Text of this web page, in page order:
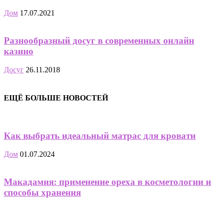
Дом 17.07.2021
Разнообразный досуг в современных онлайн
казино
Досуг 26.11.2018
ЕЩЁ БОЛЬШЕ НОВОСТЕЙ
Как выбрать идеальный матрас для кровати
Дом 01.07.2024
Макадамия: применение ореха в косметологии и
способы хранения